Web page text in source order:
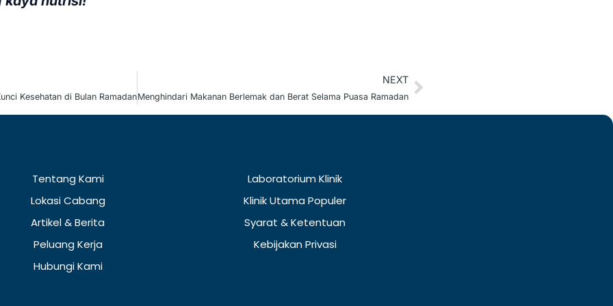
Kesehatan di Bulan Ramadan
NEXT
Menghindari Makanan Berlemak dan Berat Selama Puasa Ramadan Next
Tentang Kami
Lokasi Cabang
Artikel & Berita
Peluang Kerja
Hubungi Kami
Laboratorium Klinik
Klinik Utama Populer
Syarat & Ketentuan
Kebijakan Privasi